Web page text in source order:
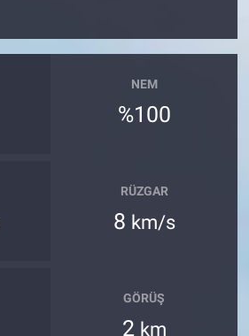
NEM
%100
RÜZGAR
8 km/s
GÖRÜŞ
2 km